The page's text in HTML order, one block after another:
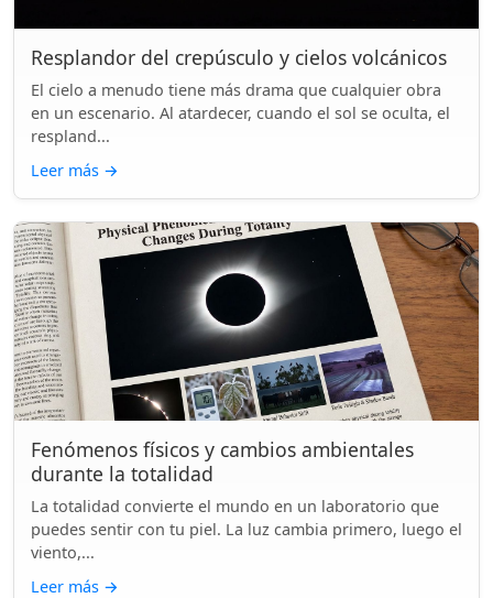
Resplandor del crepúsculo y cielos volcánicos
El cielo a menudo tiene más drama que cualquier obra
en un escenario. Al atardecer, cuando el sol se oculta, el
respland...
Leer más →
Fenómenos físicos y cambios ambientales
durante la totalidad
La totalidad convierte el mundo en un laboratorio que
puedes sentir con tu piel. La luz cambia primero, luego el
viento,...
Leer más →